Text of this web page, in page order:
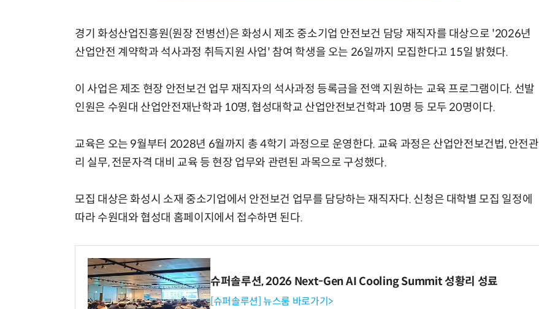
경기 화성산업진흥원(원장 전병선)은 화성시 제조 중소기업 안전보건 담당 재직자를 대상으로 '2026년
산업안전 계약학과 석사과정 취득지원 사업' 참여 학생을 오는 26일까지 모집한다고 15일 밝혔다.
이 사업은 제조 현장 안전보건 업무 재직자의 석사과정 등록금을 전액 지원하는 교육 프로그램이다. 선발
인원은 수원대 산업안전재난학과 10명, 협성대학교 산업안전보건학과 10명 등 모두 20명이다.
교육은 오는 9월부터 2028년 6월까지 총 4학기 과정으로 운영한다. 교육 과정은 산업안전보건법, 안전관
리 실무, 전문자격 대비 교육 등 현장 업무와 관련된 과목으로 구성했다.
모집 대상은 화성시 소재 중소기업에서 안전보건 업무를 담당하는 재직자다. 신청은 대학별 모집 일정에
따라 수원대와 협성대 홈페이지에서 접수하면 된다.
슈퍼솔루션, 2026 Next-Gen AI Cooling Summit 성황리 성료
[슈퍼솔루션] 뉴스룸 바로가기>